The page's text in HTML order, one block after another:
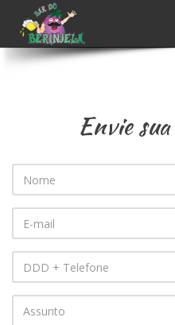
Envie sua